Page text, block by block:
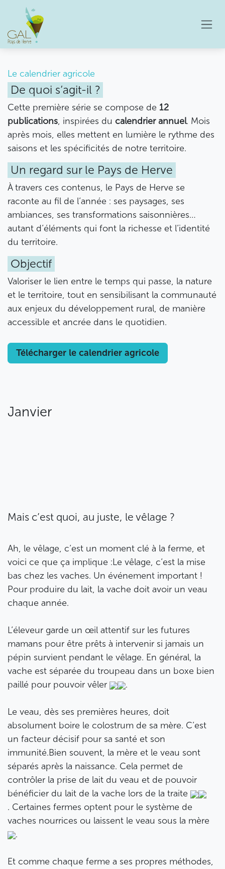
Se rendre au contenu
Le calendrier agricole
De quoi s’agit-il ?
Cette première série se compose de 12
publications, inspirées du calendrier annuel. Mois
après mois, elles mettent en lumière le rythme des
saisons et les spécificités de notre territoire.
Un regard sur le Pays de Herve
À travers ces contenus, le Pays de Herve se
raconte au fil de l’année : ses paysages, ses
ambiances, ses transformations saisonnières…
autant d’éléments qui font la richesse et l’identité
du territoire.
Objectif
Valoriser le lien entre le temps qui passe, la nature
et le territoire, tout en sensibilisant la communauté
aux enjeux du développement rural, de manière
accessible et ancrée dans le quotidien.
Télécharger le calendrier agricole
Janvier
Mais c’est quoi, au juste, le vêlage ?
Ah, le vêlage, c’est un moment clé à la ferme, et
voici ce que ça implique :Le vêlage, c’est la mise
bas chez les vaches. Un événement important !
Pour produire du lait, la vache doit avoir un veau
chaque année.
L’éleveur garde un œil attentif sur les futures
mamans pour être prêts à intervenir si jamais un
pépin survient pendant le vêlage. En général, la
vache est séparée du troupeau dans un boxe bien
paillé pour pouvoir vêler
.
Le veau, dès ses premières heures, doit
absolument boire le colostrum de sa mère. C’est
un facteur décisif pour sa santé et son
immunité.Bien souvent, la mère et le veau sont
séparés après la naissance. Cela permet de
contrôler la prise de lait du veau et de pouvoir
bénéficier du lait de la vache lors de la traite
. Certaines fermes optent pour le système de
vaches nourrices ou laissent le veau sous la mère
.
Et comme chaque ferme a ses propres méthodes,